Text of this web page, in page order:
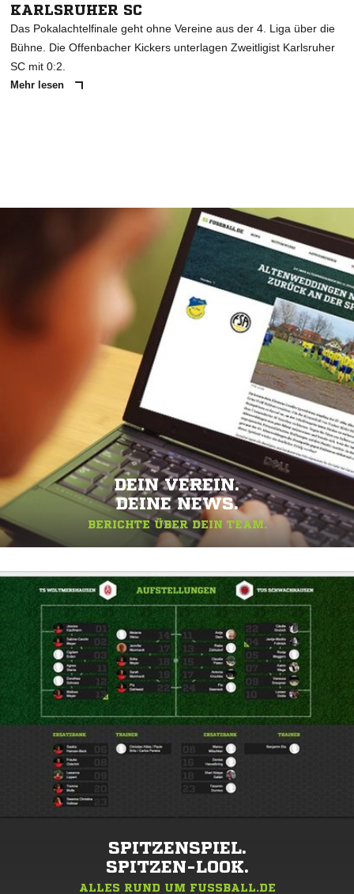
KARLSRUHER SC
Das Pokalachtelfinale geht ohne Vereine aus der 4. Liga über die
Bühne. Die Offenbacher Kickers unterlagen Zweitligist Karlsruher
SC mit 0:2.
Mehr lesen
DEIN VEREIN.
DEINE NEWS.
BERICHTE ÜBER DEIN TEAM.
SPITZENSPIEL.
SPITZEN-LOOK.
ALLES RUND UM FUSSBALL.DE